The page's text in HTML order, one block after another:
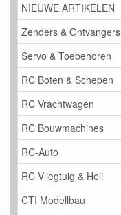
NIEUWE ARTIKELEN
Zenders & Ontvangers
Servo & Toebehoren
RC Boten & Schepen
RC Vrachtwagen
RC Bouwmachines
RC-Auto
RC Vliegtuig & Heli
CTI Modellbau